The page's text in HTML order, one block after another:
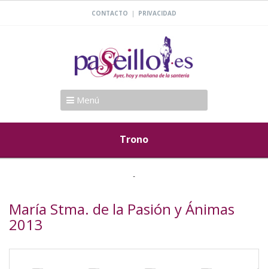
CONTACTO | PRIVACIDAD
Menú
Trono
María Stma. de la Pasión y Ánimas
2013